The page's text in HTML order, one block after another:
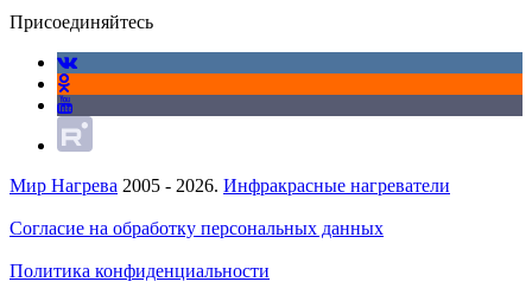
Присоединяйтесь
Мир Нагрева 2005 - 2026. Инфракрасные нагреватели
Согласие на обработку персональных данных
Политика конфиденциальности